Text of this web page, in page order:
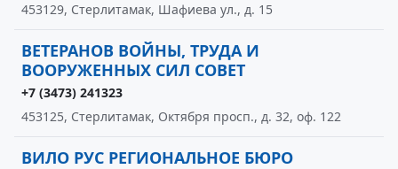
453129, Стерлитамак, Шафиева ул., д. 15
ВЕТЕРАНОВ ВОЙНЫ, ТРУДА И
ВООРУЖЕННЫХ СИЛ СОВЕТ
+7 (3473) 241323
453125, Стерлитамак, Октября просп., д. 32, оф. 122
ВИЛО РУС РЕГИОНАЛЬНОЕ БЮРО